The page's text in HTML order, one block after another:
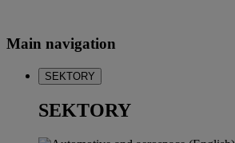
Main navigation
SEKTORY
SEKTORY